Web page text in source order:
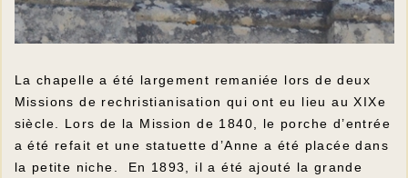
La chapelle a été largement remaniée lors de deux
Missions de rechristianisation qui ont eu lieu au XIXe
siècle. Lors de la Mission de 1840, le porche d’entrée
a été refait et une statuette d’Anne a été placée dans
la petite niche. En 1893, il a été ajouté la grande